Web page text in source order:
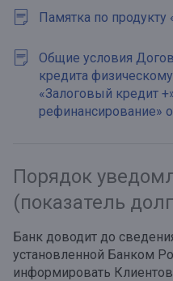
Памятка по продукту
Общие условия
кредита
«Залоговый кредит
рефинансирование»
Порядок
(показатель
Банк доводит до
установленной Банком
информировать